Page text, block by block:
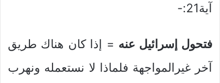
آية21:-
فتحول إسرائيل عنه = إذا كان هناك طريق
آخر غيرالمواجهة فلماذا لا نستعمله ونهرب